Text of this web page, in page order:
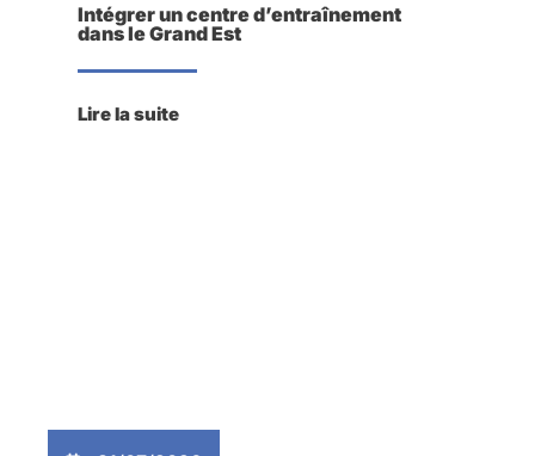
Intégrer un centre d’entraînement
dans le Grand Est
Lire la suite